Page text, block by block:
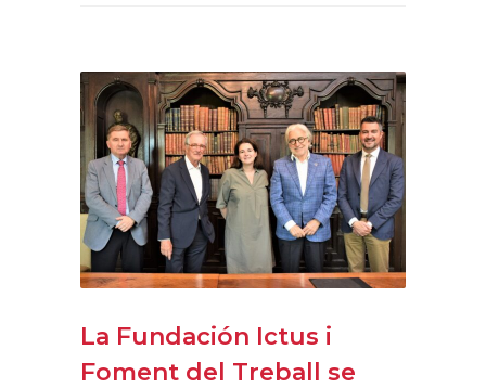
La Fundación Ictus i
Foment del Treball se